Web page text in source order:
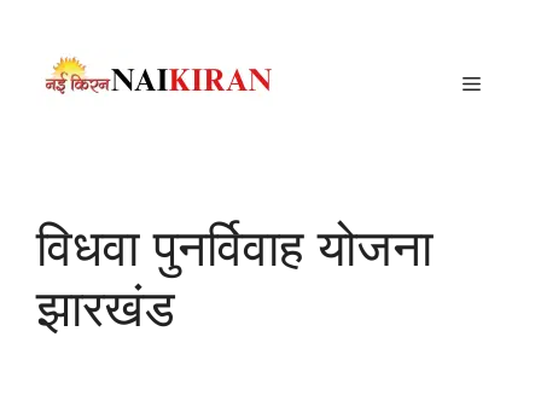
content
Menu
विधवा पुनर्विवाह योजना
झारखंड